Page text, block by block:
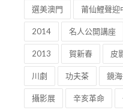
選美澳門 莆仙鯉聲迎
2014 名人公開講座
2013 賀新春 皮
川劇 功夫茶 鏡
攝影展 辛亥革命